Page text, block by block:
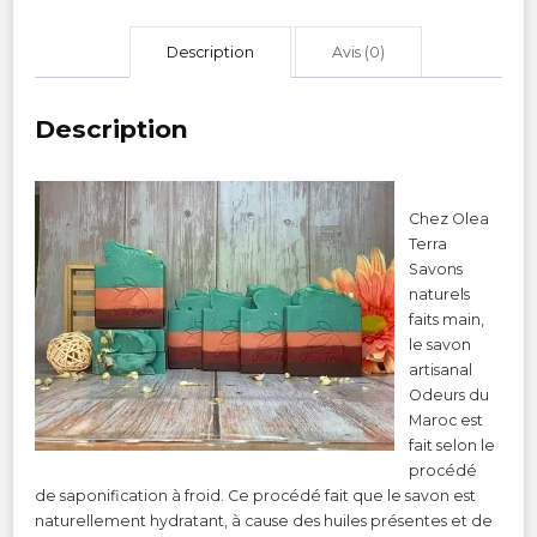
Description Avis (0)
Description
Chez Olea
Terra
Savons
naturels
faits main,
le savon
artisanal
Odeurs du
Maroc est
fait selon le
procédé
de saponification à froid. Ce procédé fait que le savon est
naturellement hydratant, à cause des huiles présentes et de